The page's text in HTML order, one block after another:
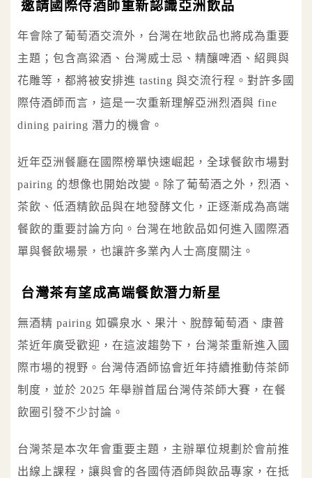
邀請國際侍酒師重新認識亞洲飲品
年會除了葡萄酒交流外，台灣在地飲品也將成為重要
主題；包含高粱酒、台灣威士忌、精釀啤酒、紹興與
花雕等，都將被安排進 tasting 與交流行程。對許多國
際侍酒師而言，這是一次重新理解亞洲烈酒與 fine
dining pairing 潛力的機會。
近年亞洲餐廳在國際榜單快速崛起，全球餐飲市場對
pairing 的想像也開始改變。除了葡萄酒之外，烈酒、
茶飲、低酒精飲品與在地發酵文化，正逐漸成為高端
餐飲的重要討論方向。台灣在地飲品如何進入國際酒
單與餐飲場景，也讓許多業內人士高度關注。
台灣茶有望成高端餐飲潛力新星
無酒精 pairing 如礦泉水、果汁、脫醇葡萄酒、康普
茶近年廣受歡迎，在這波趨勢下，台灣茶重新進入國
際市場的視野。台灣侍酒師協會近年持續推動侍茶師
制度，並於 2025 年舉辦首屆台灣侍茶師大賽，在餐
飲圈引發不少討論。
台灣茶是本次年會重要主題，主辦單位規劃於會前推
出線上課程，讓與會的各國侍酒師與飲品專家，在抵